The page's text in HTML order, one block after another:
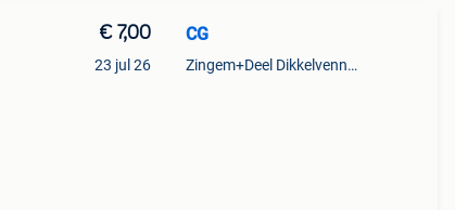
€ 7,00
23 jul 26
CG
Zingem+Deel Dikkelvenne En Nederzwalm-Hermelgem